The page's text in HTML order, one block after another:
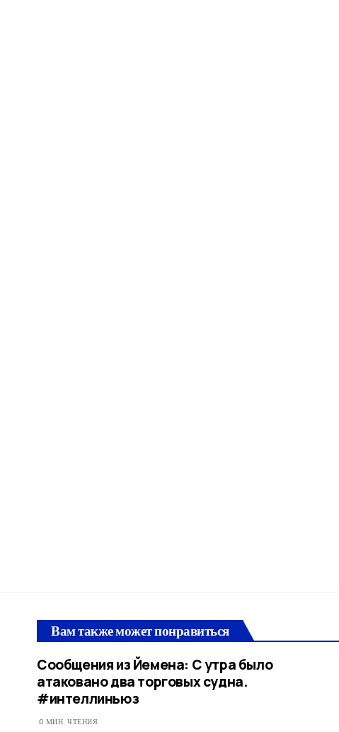
Вам также может понравиться
Сообщения из Йемена: С утра было
атаковано два торговых судна.
#интеллиньюз
0 МИН. ЧТЕНИЯ